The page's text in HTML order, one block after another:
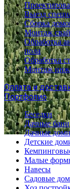
Выезд
Сборка
Монтаж
Обработка
пола
Обработка
Монтаж
Оплата и
Портфолио
Беседки
Дачные бани
Дачные
Детские
Малые
Навесы
Садовые